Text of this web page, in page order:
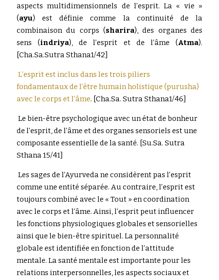
aspects multidimensionnels de l’esprit. La « vie »
(ayu) est définie comme la continuité de la
combinaison du corps (sharira), des organes des
sens (indriya), de l’esprit et de l’âme (Atma).
[Cha.Sa.Sutra Sthana1/42]
L’esprit est inclus dans les trois piliers
fondamentaux de l’être humain holistique (purusha)
avec le corps et l’âme. [Cha.Sa. Sutra Sthana1/46]
de l’esprit, de l’âme et des organes sensoriels est une
composante essentielle de la santé. [Su.Sa. Sutra
Sthana 15/41]
comme une entité séparée. Au contraire, l’esprit est
toujours combiné avec le « Tout » en coordination
avec le corps et l’âme. Ainsi, l’esprit peut influencer
les fonctions physiologiques globales et sensorielles
ainsi que le bien-être spirituel. La personnalité
globale est identifiée en fonction de l’attitude
mentale. La santé mentale est importante pour les
relations interpersonnelles, les aspects sociaux et